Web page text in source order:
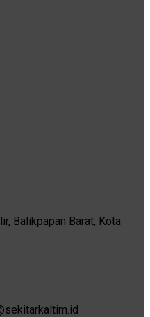
Balikpapan Barat, Kota